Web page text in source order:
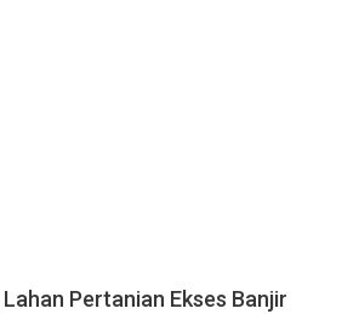
Pertanian Ekses Banjir